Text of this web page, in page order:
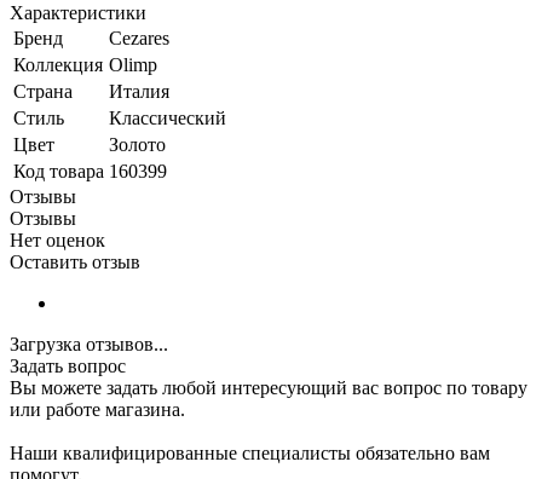
Характеристики
Бренд
Cezares
Коллекция Olimp
Страна
Италия
Стиль
Классический
Цвет
Золото
Код товара 160399
Отзывы
Отзывы
Нет оценок
Оставить отзыв
Загрузка отзывов...
Задать вопрос
Вы можете задать любой интересующий вас вопрос по товару
или работе магазина.
Наши квалифицированные специалисты обязательно вам
помогут.